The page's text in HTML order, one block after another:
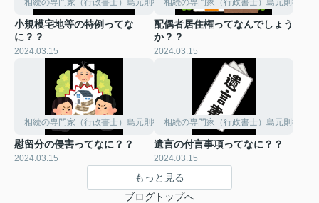
相続の専門家（行政書士）島元則行のひとりごと。
小規模宅地等の特例ってな
に？？
2024.03.15
相続の専門家（行政書士）島元則行の
配偶者居住権ってなんでしょう
か？？
2024.03.15
相続の専門家（行政書士）島元則行のひとりごと。
慰留分の侵害ってなに？？
2024.03.15
相続の専門家（行政書士）島元則行の
遺言の付言事項ってなに？？
2024.03.15
もっと見る
ブログトップへ